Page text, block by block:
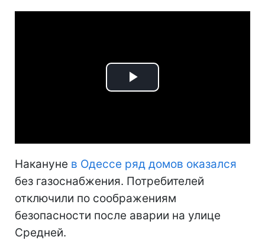
Play
Накануне в Одессе ряд домов оказался
без газоснабжения. Потребителей
отключили по соображениям
безопасности после аварии на улице
Средней.